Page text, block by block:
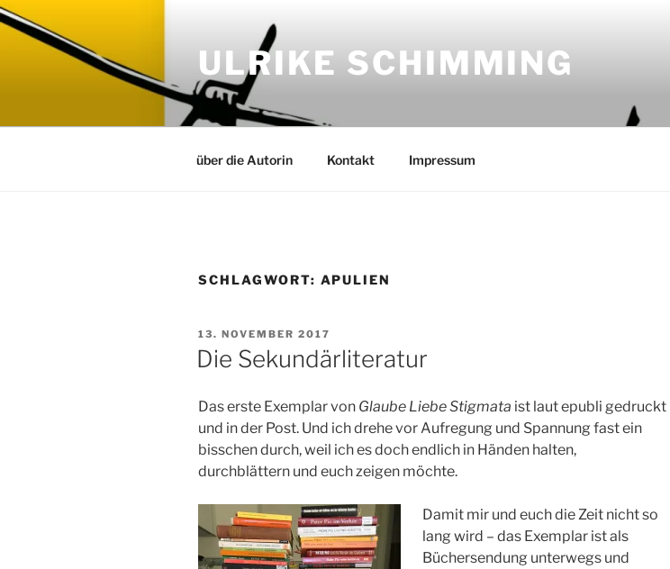
Zum
Inhalt
springen
ULRIKE SCHIMMING
über die Autorin Kontakt Impressum
SCHLAGWORT: APULIEN
VERÖFFENTLICHT
AM
13. NOVEMBER 2017
Die Sekundärliteratur
Das erste Exemplar von Glaube Liebe Stigmata ist laut epubli gedruckt
und in der Post. Und ich drehe vor Aufregung und Spannung fast ein
bisschen durch, weil ich es doch endlich in Händen halten,
durchblättern und euch zeigen möchte.
Damit mir und euch die Zeit nicht so
lang wird – das Exemplar ist als
Büchersendung unterwegs und